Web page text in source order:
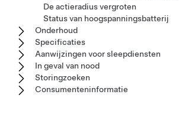
De actieradius vergroten
Status van hoogspanningsbatterij
Onderhoud
Specificaties
Aanwijzingen voor sleepdiensten
In geval van nood
Storingzoeken
Consumenteninformatie